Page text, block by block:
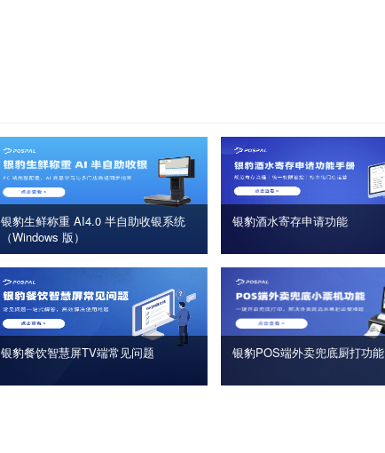
银豹生鲜称重 AI4.0 半自助收银系统
（Windows 版）
银豹酒水寄存申请功能
银豹餐饮智慧屏TV端常见问题 银豹POS端外卖兜底厨打功能